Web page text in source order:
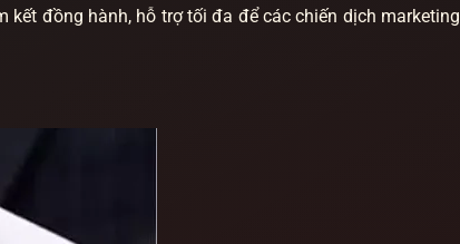
đồng hành, hỗ trợ tối đa để các chiến dịch marketing